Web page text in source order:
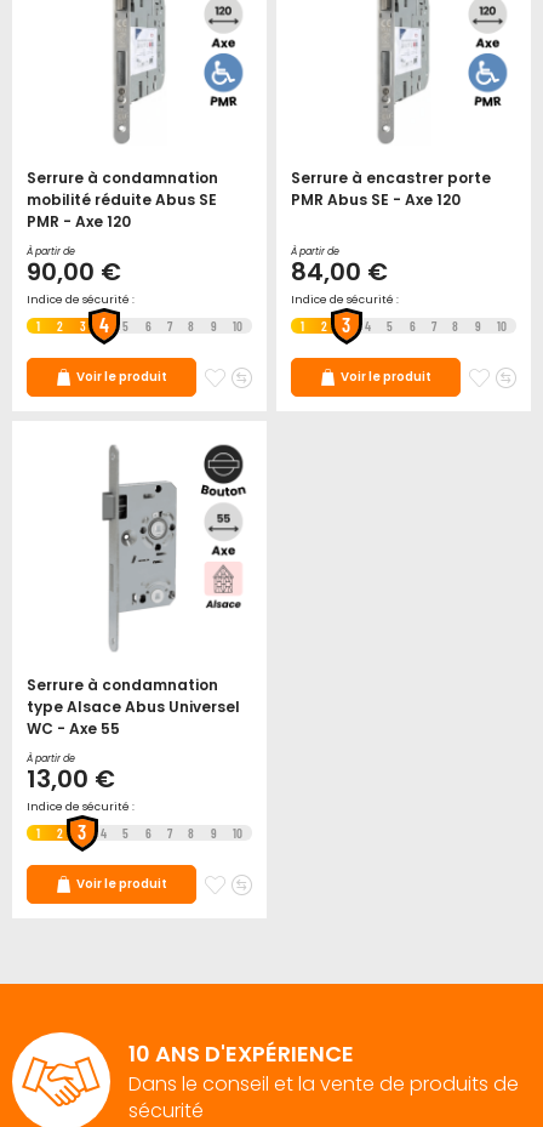
Serrure à condamnation
mobilité réduite Abus SE
PMR - Axe 120
À partir de
90,00 €
Indice de sécurité :
1 2 3 4 5 6 7 8 9 10
Voir le produit
Ajouter
favoris
Ajouter
Serrure à encastrer porte
PMR Abus SE - Axe 120
À partir de
84,00 €
Indice de sécurité :
1 2 3 4 5 6 7 8 9 10
Voir le produit
Serrure à condamnation
type Alsace Abus Universel
WC - Axe 55
À partir de
13,00 €
Indice de sécurité :
1 2 3 4 5 6 7 8 9 10
Voir le produit
AjouterAjouter
10 ANS D'EXPÉRIENCE
Dans le conseil et la vente de produits de
sécurité